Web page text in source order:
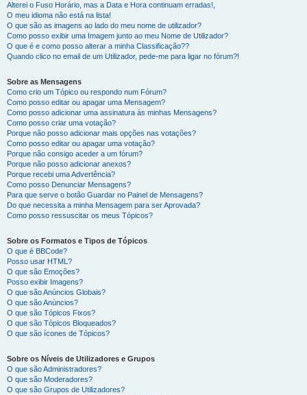
Alterei o Fuso Horário, mas a Data e Hora continuam erradas!,
O meu idioma não está na lista!
O que são as imagens ao lado do meu nome de utilizador?
Como posso exibir uma Imagem junto ao meu Nome de Utilizador?
O que é e como posso alterar a minha Classificação??
Quando clico no email de um Utilizador, pede-me para ligar no fórum?!
Sobre as Mensagens
Como crio um Tópico ou respondo num Fórum?
Como posso editar ou apagar uma Mensagem?
Como posso adicionar uma assinatura às minhas Mensagens?
Como posso criar uma votação?
Porque não posso adicionar mais opções nas votações?
Como posso editar ou apagar uma votação?
Porque não consigo aceder a um fórum?
Porque não posso adicionar anexos?
Porque recebi uma Advertência?
Como posso Denunciar Mensagens?
Para que serve o botão Guardar no Painel de Mensagens?
Do que necessita a minha Mensagem para ser Aprovada?
Como posso ressuscitar os meus Tópicos?
Sobre os Formatos e Tipos de Tópicos
O que é BBCode?
Posso usar HTML?
O que são Emoções?
Posso exibir Imagens?
O que são Anúncios Globais?
O que são Anúncios?
O que são Tópicos Fixos?
O que são Tópicos Bloqueados?
O que são ícones de Tópicos?
Sobre os Níveis de Utilizadores e Grupos
O que são Administradores?
O que são Moderadores?
O que são Grupos de Utilizadores?